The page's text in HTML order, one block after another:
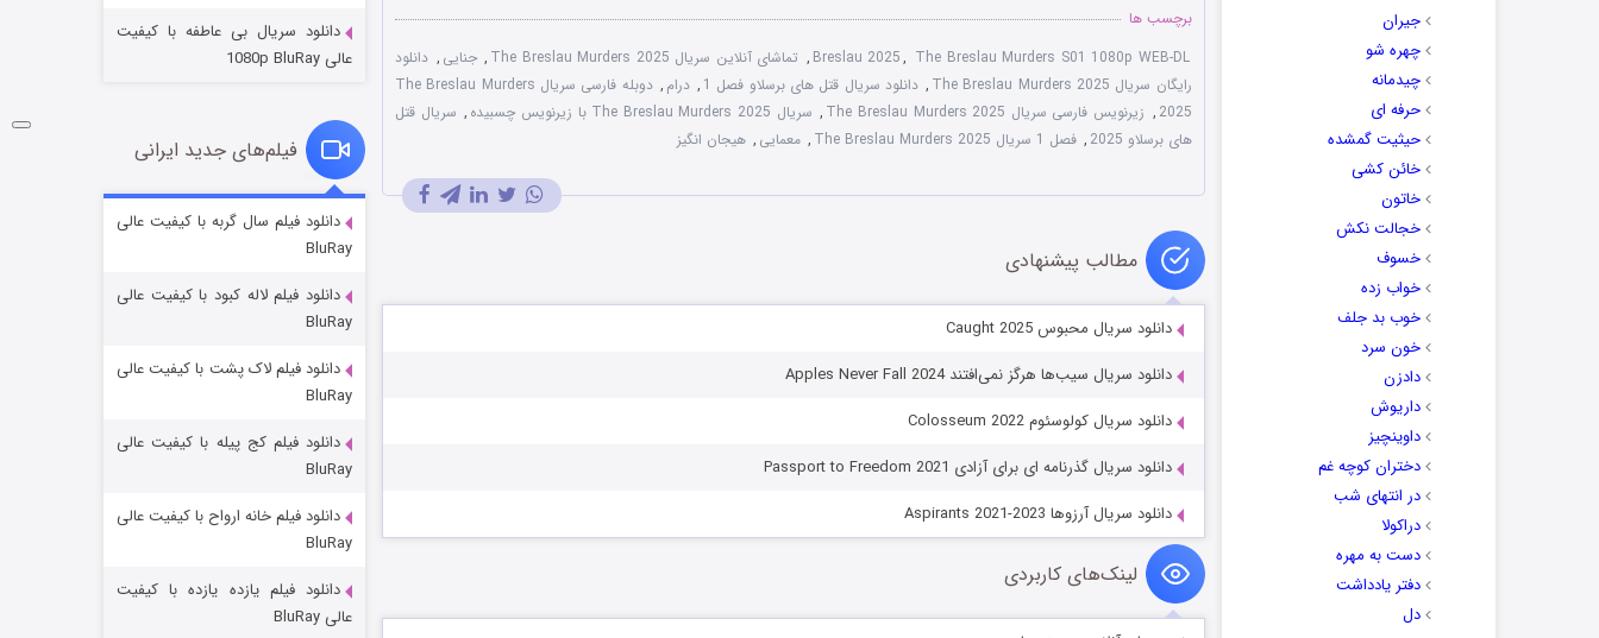
جیران
چهره شو
چیدمانه
حرفه ای
حیثیت گمشده
خائن کشی
خاتون
خجالت نکش
خسوف
خواب زده
خوب بد جلف
خون سرد
دادزن
داریوش
داوینچیز
دختران کوچه غم
در انتهای شب
دراکولا
دست به مهره
دفتر یادداشت
دل
برچسب ها
Breslau 2025, The Breslau Murders S01 1080p WEB-DL
, تماشای آنلاین سریال The Breslau Murders 2025 , جنایی , دانلود
رایگان سریال The Breslau Murders 2025
, دانلود سریال قتل های برسلاو فصل 1 , درام ,
دوبله فارسی سریال The Breslau Murders
2025
, زیرنویس فارسی سریال The Breslau Murders 2025 , سریال The Breslau Murders 2025 با زیرنویس چسبیده , سریال قتل
های برسلاو 2025
, فصل 1 سریال The Breslau Murders 2025 , معمایی , هیجان انگیز
مطالب پیشنهادی
دانلود سریال محبوس Caught 2025
دانلود سریال سیب‌ها هرگز نمی‌افتند Apples Never Fall 2024
دانلود سریال کولوسئوم Colosseum 2022
دانلود سریال گذرنامه ای برای آزادی Passport to Freedom 2021
دانلود سریال آرزوها Aspirants 2021-2023
لینک‌های کاربردی
شوگر فصل ۲
قسمت
خاندان اژدها فصل ۳
دانلود سریال بی عاطفه با کیفیت
عالی 1080p BluRay
فیلم‌های جدید ایرانی
دانلود فیلم سال گربه با کیفیت عالی
BluRay
دانلود فیلم لاله کبود با کیفیت عالی
BluRay
دانلود فیلم لاک پشت با کیفیت عالی
BluRay
دانلود فیلم کج‌ پیله با کیفیت عالی
BluRay
دانلود فیلم خانه ارواح با کیفیت عالی
BluRay
دانلود فیلم یازده یازده با کیفیت
عالی BluRay